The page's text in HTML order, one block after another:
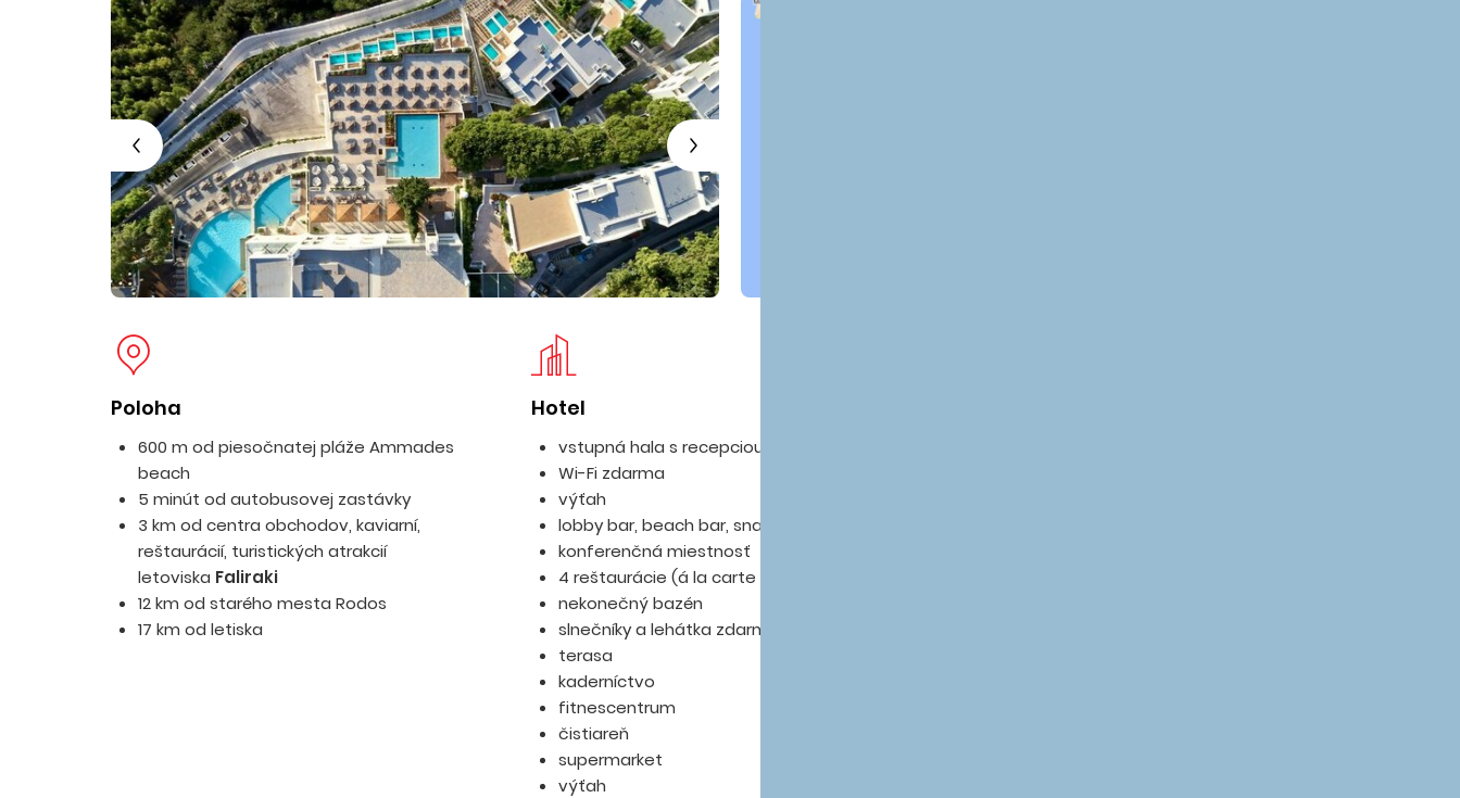
Poloha
600 m od piesočnatej pláže Ammades
beach
5 minút od autobusovej zastávky
3 km od centra obchodov, kaviarní,
reštaurácií, turistických atrakcií
letoviska Faliraki
12 km od starého mesta Rodos
17 km od letiska
Hotel
vstupná hala s recepciou
Wi-Fi zdarma
výťah
lobby bar, beach bar, snack bar, pool bar
konferenčná miestnosť
4 reštaurácie (á la carte reštaurácia)
nekonečný bazén
slnečníky a lehátka zdarma
terasa
kaderníctvo
fitnescentrum
čistiareň
supermarket
výťah